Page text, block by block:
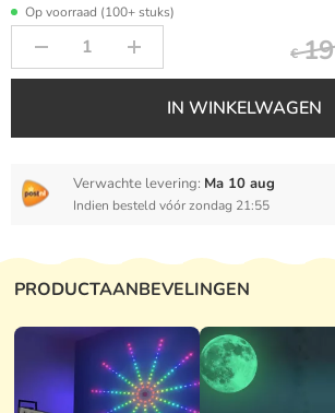
PRODUCTAANBEVELINGEN
Op voorraad (100+ stuks)
€ 19
IN WINKELWAGEN
Verwachte levering: Ma 10 aug
Indien besteld vóór zondag 21:55